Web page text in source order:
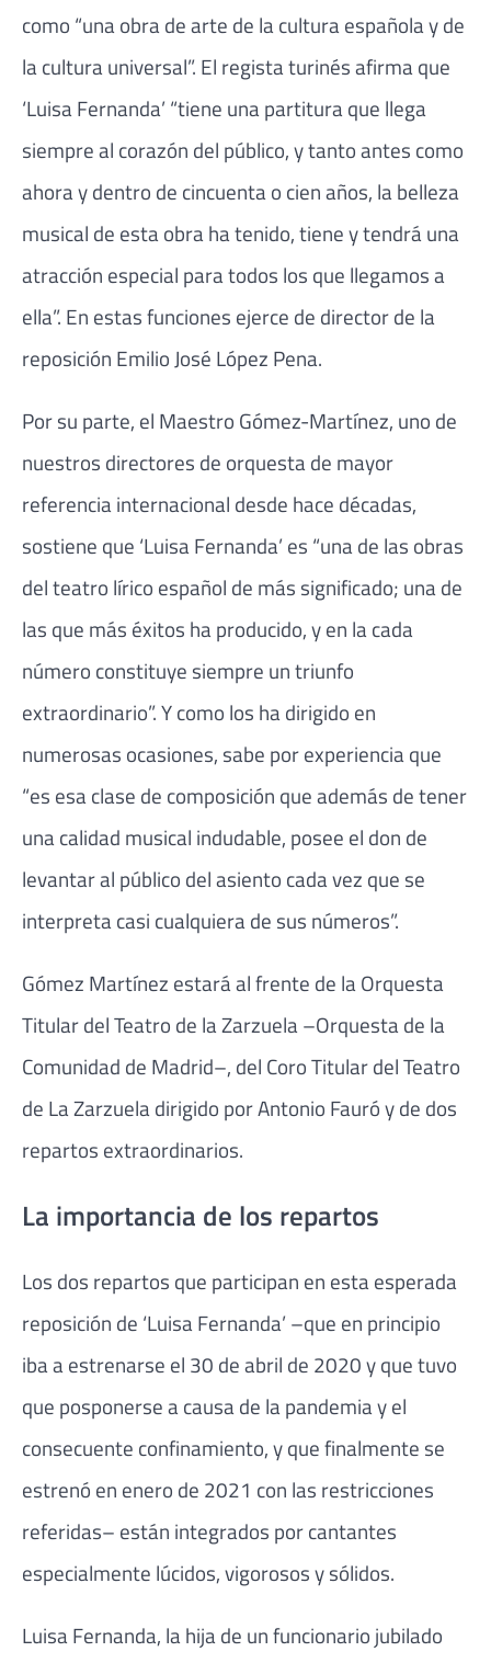
como “una obra de arte de la cultura española y de
la cultura universal”. El regista turinés afirma que
‘Luisa Fernanda’ “tiene una partitura que llega
siempre al corazón del público, y tanto antes como
ahora y dentro de cincuenta o cien años, la belleza
musical de esta obra ha tenido, tiene y tendrá una
atracción especial para todos los que llegamos a
ella”. En estas funciones ejerce de director de la
reposición Emilio José López Pena.
Por su parte, el Maestro Gómez-Martínez, uno de
nuestros directores de orquesta de mayor
referencia internacional desde hace décadas,
sostiene que ‘Luisa Fernanda’ es “una de las obras
del teatro lírico español de más significado; una de
las que más éxitos ha producido, y en la cada
número constituye siempre un triunfo
extraordinario”. Y como los ha dirigido en
numerosas ocasiones, sabe por experiencia que
“es esa clase de composición que además de tener
una calidad musical indudable, posee el don de
levantar al público del asiento cada vez que se
interpreta casi cualquiera de sus números”.
Gómez Martínez estará al frente de la Orquesta
Titular del Teatro de la Zarzuela –Orquesta de la
Comuni­dad de Madrid–, del Coro Titular del Teatro
de La Zarzuela dirigido por Antonio Fauró y de dos
repartos extraordinarios.
La importancia de los repartos
Los dos repartos que participan en esta esperada
reposición de ‘Luisa Fernanda’ –que en principio
iba a estrenarse el 30 de abril de 2020 y que tuvo
que posponerse a causa de la pandemia y el
consecuente confinamiento, y que finalmente se
estrenó en enero de 2021 con las restricciones
referidas– están integrados por cantantes
especialmente lúcidos, vigorosos y sólidos.
Luisa Fernanda, la hija de un funcionario jubilado